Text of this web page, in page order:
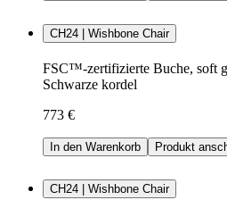
CH24 | Wishbone Chair
FSC™-zertifizierte Buche, soft
Schwarze kordel
773 €
In den Warenkorb Produkt
CH24 | Wishbone Chair